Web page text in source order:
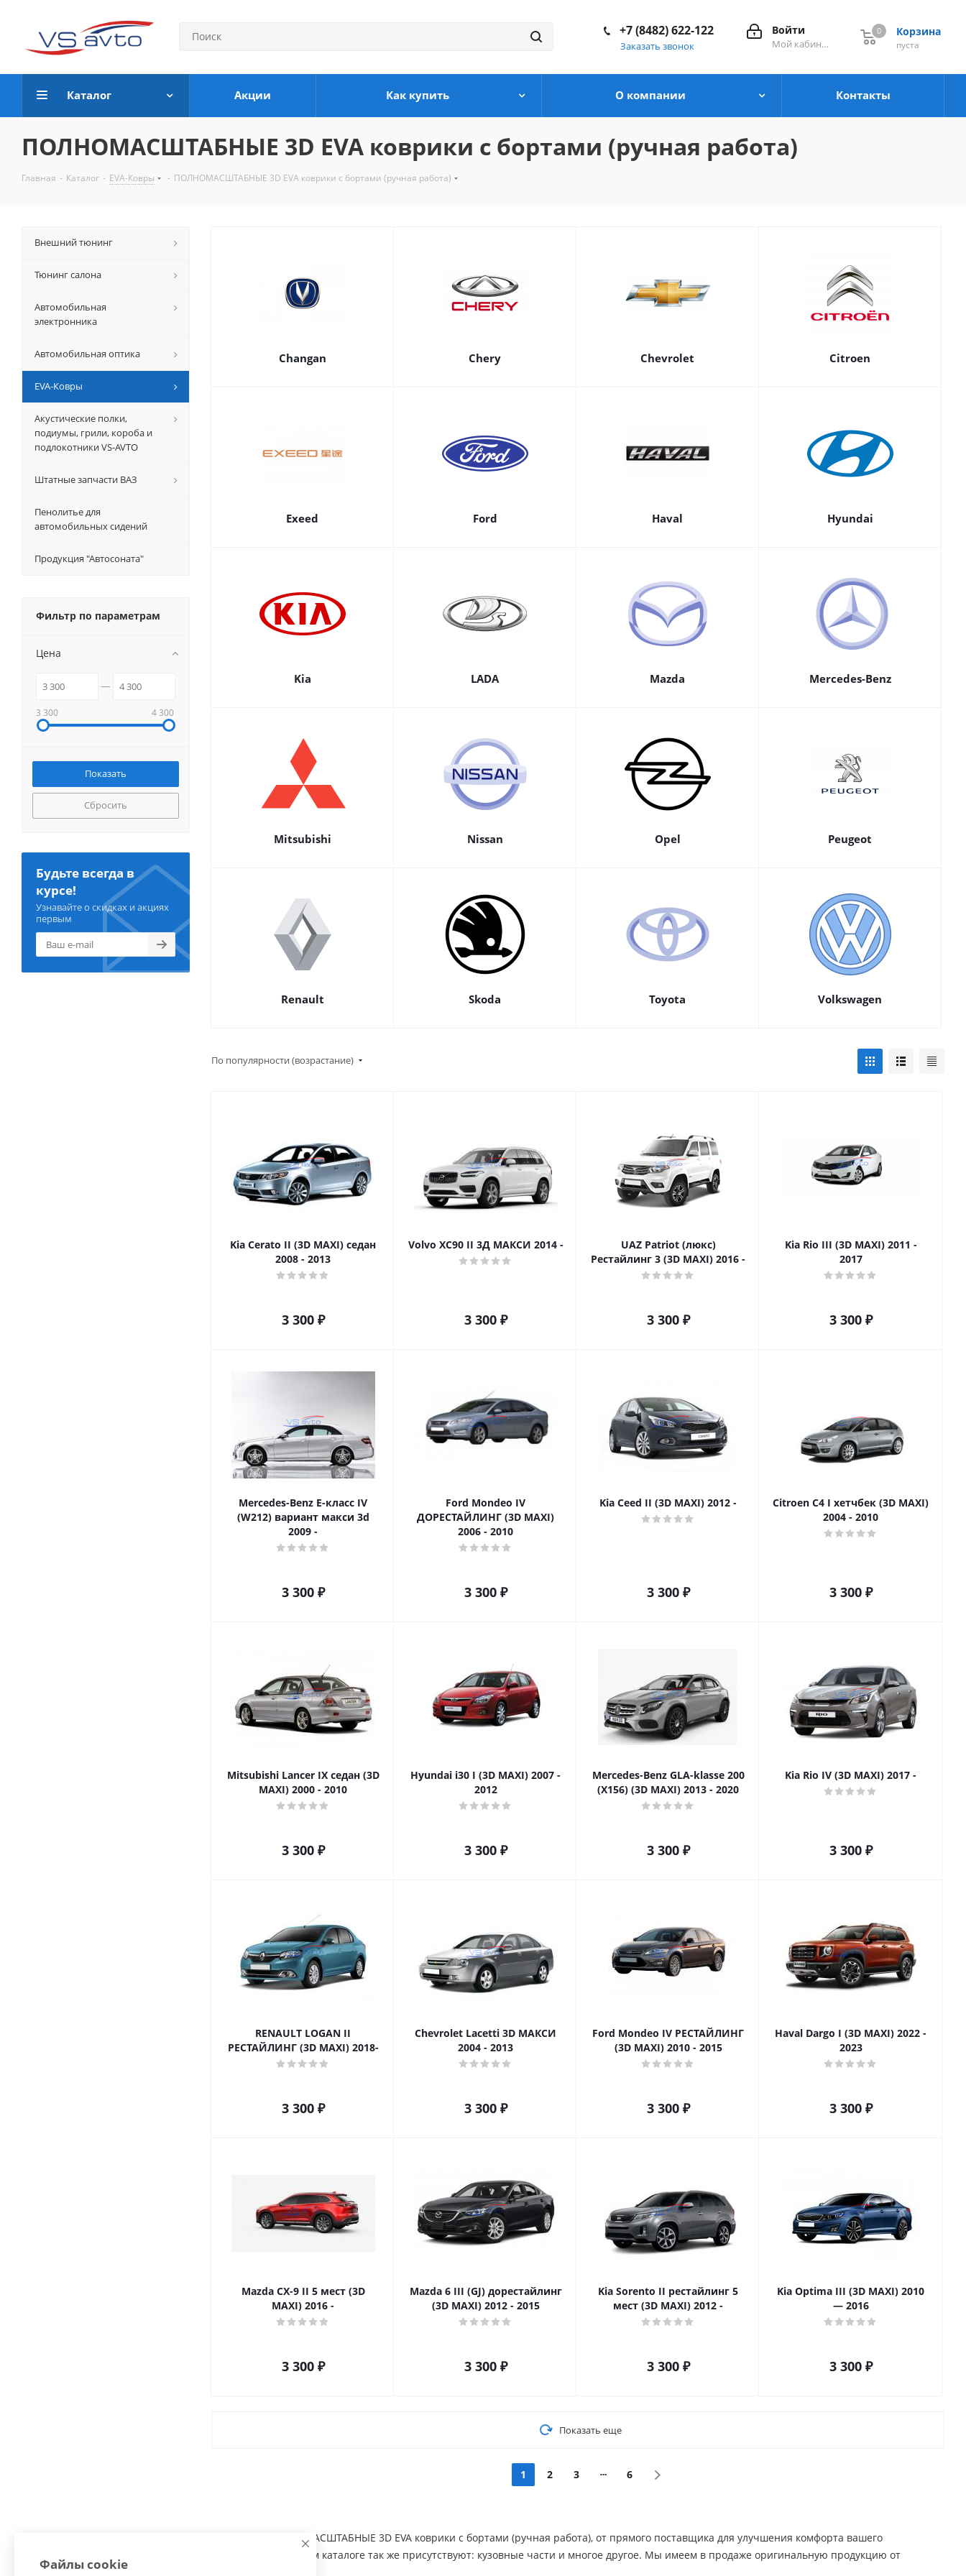
Корзина
0
пуста
0
Войти
Мой кабинет
+7 (8482) 622-122
Заказать звонок
Каталог Акции Как купить О компании Контакты
ПОЛНОМАСШТАБНЫЕ 3D EVA коврики с бортами (ручная работа)
Главная - Каталог - EVA-Ковры - ПОЛНОМАСШТАБНЫЕ 3D EVA коврики с бортами (ручная работа)
Changan Chery Chevrolet Citroen
Exeed Ford Haval Hyundai
Kia LADA Mazda Mercedes-Benz
Mitsubishi Nissan Opel Peugeot
Renault Skoda Toyota Volkswagen
По популярности (возрастание)
Kia Cerato II (3D MAXI) седан
2008 - 2013
3 300₽
Volvo XC90 II 3Д МАКСИ 2014 -
3 300₽
UAZ Patriot (люкс)
Рестайлинг 3 (3D MAXI) 2016 -
3 300₽
Kia Rio III (3D MAXI) 2011 -
2017
3 300₽
Mercedes-Benz Е-класс IV
(W212) вариант макси 3d
2009 -
3 300₽
Ford Mondeo IV
ДОРЕСТАЙЛИНГ (3D MAXI)
2006 - 2010
3 300₽
Kia Ceed II (3D MAXI) 2012 -
3 300₽
Citroen C4 I хетчбек (3D MAXI)
2004 - 2010
3 300₽
Mitsubishi Lancer IX седан (3D
MAXI) 2000 - 2010
3 300₽
Hyundai i30 I (3D MAXI) 2007 -
2012
3 300₽
Mercedes-Benz GLA-klasse 200
(X156) (3D MAXI) 2013 - 2020
3 300₽
Kia Rio IV (3D MAXI) 2017 -
3 300₽
RENAULT LOGAN II
РЕСТАЙЛИНГ (3D MAXI) 2018-
3 300₽
Chevrolet Lacetti 3D МАКСИ
2004 - 2013
3 300₽
Ford Mondeo IV РЕСТАЙЛИНГ
(3D MAXI) 2010 - 2015
3 300₽
Haval Dargo I (3D MAXI) 2022 -
2023
3 300₽
Mazda CX-9 II 5 мест (3D
MAXI) 2016 -
3 300₽
Mazda 6 III (GJ) дорестайлинг
(3D MAXI) 2012 - 2015
3 300₽
Kia Sorento II рестайлинг 5
мест (3D MAXI) 2012 -
3 300₽
Kia Optima III (3D MAXI) 2010
— 2016
3 300₽
Показать еще
1 2 3 6
В продаже ПОЛНОМАСШТАБНЫЕ 3D EVA коврики с бортами (ручная работа), от прямого поставщика для улучшения комфорта вашего
автомобиля. В нашем каталоге так же присутствуют: кузовные части и многое другое. Мы имеем в продаже оригинальную продукцию от
Внешний тюнинг
Тюнинг салона
Автомобильная
электронника
Автомобильная оптика
EVA-Ковры
Акустические полки,
подиумы, грили, короба и
подлокотники VS-AVTO
Штатные запчасти ВАЗ
Пенолитье для
автомобильных сидений
Продукция "Автосоната"
Фильтр по параметрам
Цена
3 300 4 300
Сбросить
Будьте всегда в
курсе!
Узнавайте о скидках и акциях
первым
Файлы cookie